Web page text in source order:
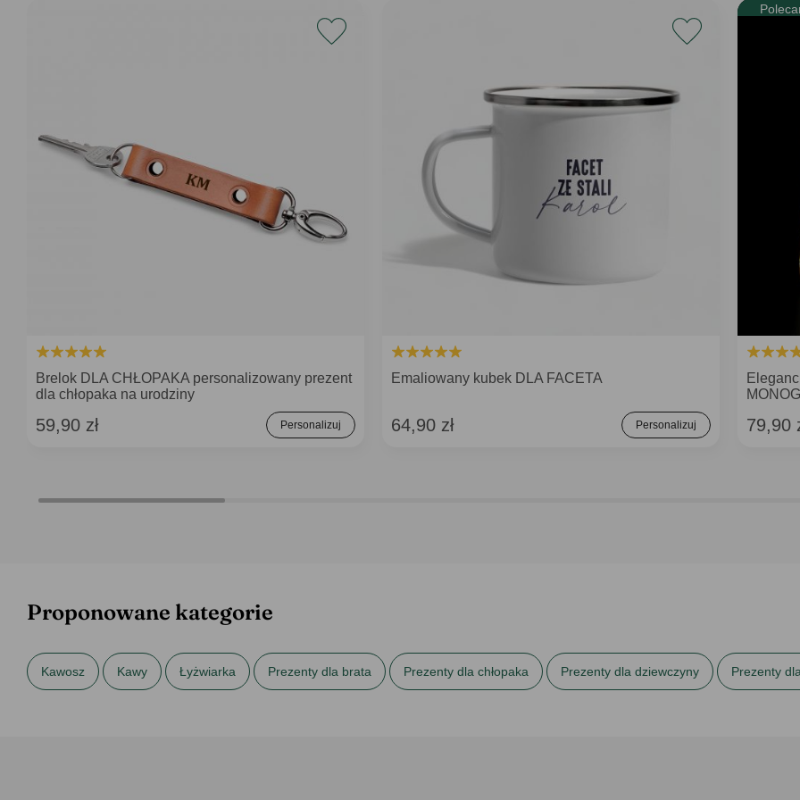
Brelok DLA CHŁOPAKA personalizowany prezent
dla chłopaka na urodziny
59,90 zł Personalizuj
Emaliowany kubek DLA FACETA
64,90 zł Personalizuj 79,90
Proponowane kategorie
Kawosz Kawy Łyżwiarka Prezenty dla brata Prezenty dla chłopaka Prezenty dla dziewczyny Prezenty